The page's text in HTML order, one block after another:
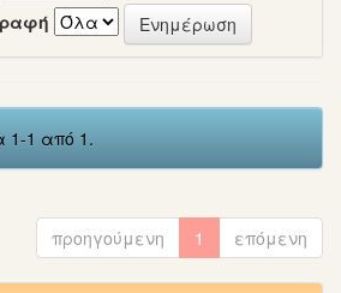
1-1 από 1.
προηγούμενη 1 επόμενη